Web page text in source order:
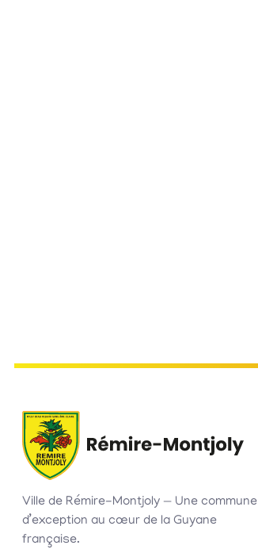
Ville de Rémire-Montjoly — Une commune
d’exception au cœur de la Guyane
française.